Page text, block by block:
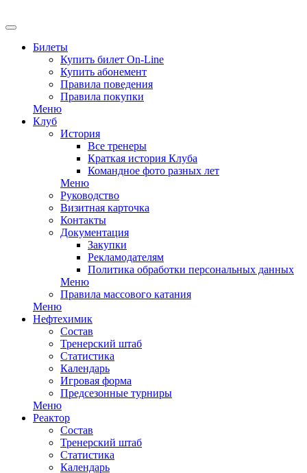
Билеты
Купить билет On-Line
Купить абонемент
Правила поведения
Правила покупки
Меню
Клуб
История
Все тренеры
Краткая история Клуба
Командное фото разных лет
Меню
Руководство
Визитная карточка
Контакты
Документация
Закупки
Рекламодателям
Политика обработки персональных данных
Меню
Правила массового катания
Меню
Нефтехимик
Состав
Тренерский штаб
Статистика
Календарь
Игровая форма
Предсезонные турниры
Меню
Реактор
Состав
Тренерский штаб
Статистика
Календарь